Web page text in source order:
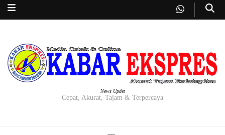
News Updet
Cepat, Akurat, Tajam & Terpercaya